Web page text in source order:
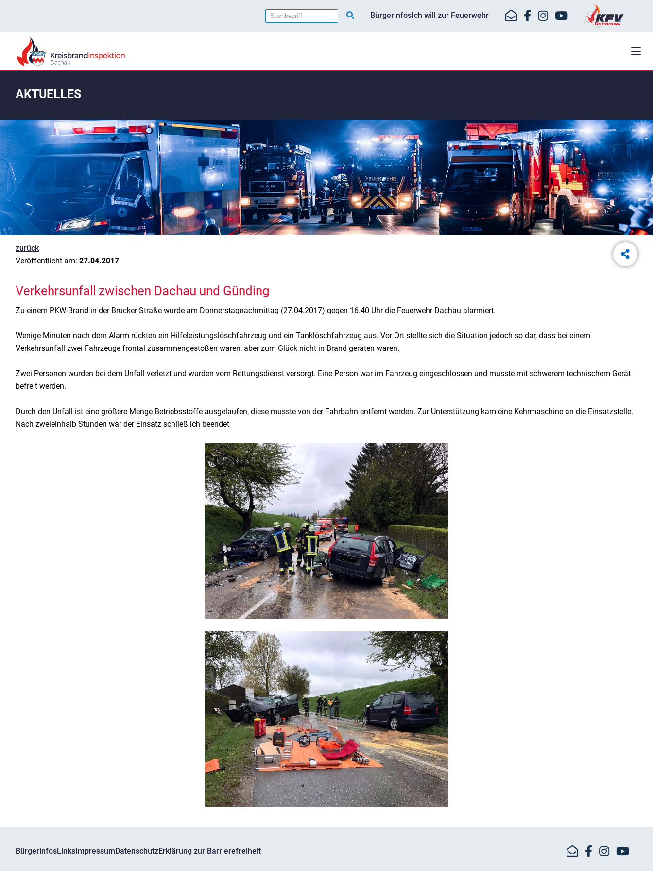
BürgerinfosIch will zur Feuerwehr
AKTUELLES
zurück
Veröffentlicht am: 27.04.2017
Verkehrsunfall zwischen Dachau und Günding
Zu einem PKW-Brand in der Brucker Straße wurde am Donnerstagnachmittag (27.04.2017) gegen 16.40 Uhr die Feuerwehr Dachau alarmiert.
Wenige Minuten nach dem Alarm rückten ein Hilfeleistungslöschfahrzeug und ein Tanklöschfahrzeug aus. Vor Ort stellte sich die Situation jedoch so dar, dass bei einem
Verkehrsunfall zwei Fahrzeuge frontal zusammengestoßen waren, aber zum Glück nicht in Brand geraten waren.
Zwei Personen wurden bei dem Unfall verletzt und wurden vom Rettungsdienst versorgt. Eine Person war im Fahrzeug eingeschlossen und musste mit schwerem technischem Gerät
befreit werden.
Durch den Unfall ist eine größere Menge Betriebsstoffe ausgelaufen, diese musste von der Fahrbahn entfernt werden. Zur Unterstützung kam eine Kehrmaschine an die Einsatzstelle.
Nach zweieinhalb Stunden war der Einsatz schließlich beendet
BürgerinfosLinksImpressumDatenschutzErklärung zur Barrierefreiheit